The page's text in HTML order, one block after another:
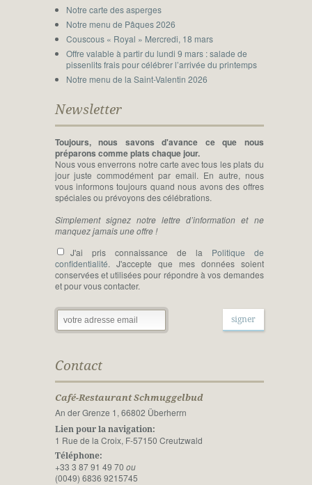
Notre carte des asperges
Notre menu de Pâques 2026
Couscous « Royal » Mercredi, 18 mars
Offre valable à partir du lundi 9 mars : salade de
pissenlits frais pour célébrer l’arrivée du printemps
Notre menu de la Saint-Valentin 2026
Newsletter
Toujours, nous savons d'avance ce que nous
préparons comme plats chaque jour.
Nous vous enverrons notre carte avec tous les plats du
jour juste commodément par email. En autre, nous
vous informons toujours quand nous avons des offres
spéciales ou prévoyons des célébrations.
Simplement signez notre lettre d’information et ne
manquez jamais une offre !
J'ai pris connaissance de la Politique de
confidentialité. J'accepte que mes données soient
conservées et utilisées pour répondre à vos demandes
et pour vous contacter.
Contact
Café-Restaurant Schmuggelbud
An der Grenze 1, 66802 Überherrn
Lien pour la navigation:
1 Rue de la Croix, F-57150 Creutzwald
Téléphone:
+33 3 87 91 49 70 ou
(0049) 6836 9215745